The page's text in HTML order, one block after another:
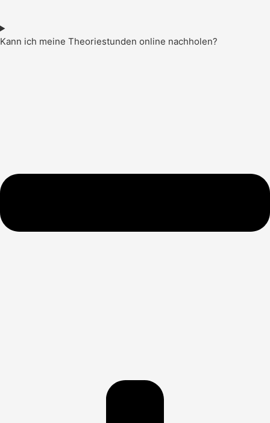
Kann ich meine Theoriestunden online nachholen?